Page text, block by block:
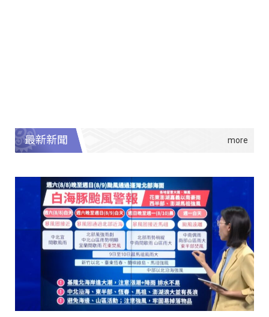
最新新聞